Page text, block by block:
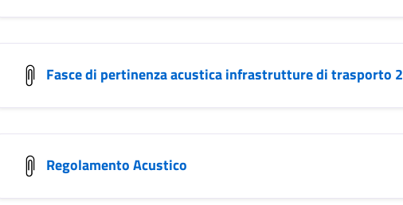
Fasce di pertinenza acustica infrastrutture di trasporto 2
Regolamento Acustico